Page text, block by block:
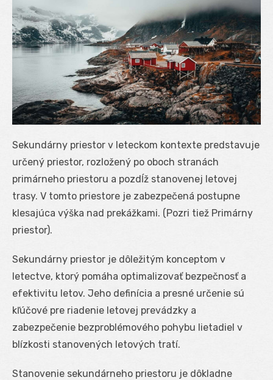
Sekundárny priestor v leteckom kontexte predstavuje
určený priestor, rozložený po oboch stranách
primárneho priestoru a pozdĺž stanovenej letovej
trasy. V tomto priestore je zabezpečená postupne
klesajúca výška nad prekážkami. (Pozri tiež Primárny
priestor).
Sekundárny priestor je dôležitým konceptom v
letectve, ktorý pomáha optimalizovať bezpečnosť a
efektivitu letov. Jeho definícia a presné určenie sú
kľúčové pre riadenie letovej prevádzky a
zabezpečenie bezproblémového pohybu lietadiel v
blízkosti stanovených letových tratí.
Stanovenie sekundárneho priestoru je dôkladne